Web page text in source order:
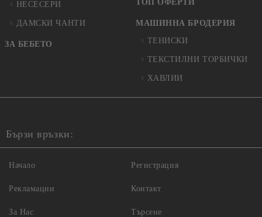
НЕСЕСЕРИ
ДАМСКИ ЧАНТИ
ЗА БЕБЕТО
ТОП ОФЕРТИ
МАШИННА БРОДЕРИЯ
ТЕНИСКИ
ТЕКСТИЛНИ ТОРБИЧКИ
ХАВЛИИ
Бързи връзки:
Начало
Рекламации
За Нас
Регистрация
Контакт
Търсене